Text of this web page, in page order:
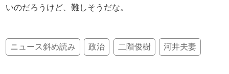
いのだろうけど、難しそうだな。
ニュース斜め読み 政治 二階俊樹 河井夫妻